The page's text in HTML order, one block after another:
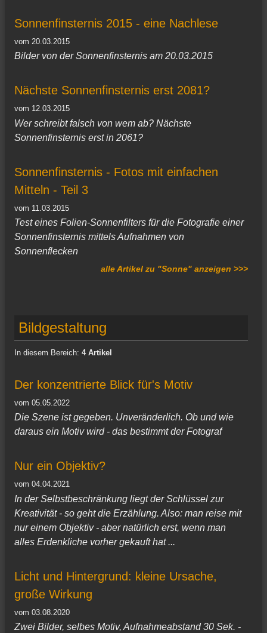
Sonnenfinsternis 2015 - eine Nachlese
vom 20.03.2015
Bilder von der Sonnenfinsternis am 20.03.2015
Nächste Sonnenfinsternis erst 2081?
vom 12.03.2015
Wer schreibt falsch von wem ab? Nächste
Sonnenfinsternis erst in 2061?
Sonnenfinsternis - Fotos mit einfachen
Mitteln - Teil 3
vom 11.03.2015
Test eines Folien-Sonnenfilters für die Fotografie einer
Sonnenfinsternis mittels Aufnahmen von
Sonnenflecken
alle Artikel zu "Sonne" anzeigen >>>
Bildgestaltung
In diesem Bereich: 4 Artikel
Der konzentrierte Blick für's Motiv
vom 05.05.2022
Die Szene ist gegeben. Unveränderlich. Ob und wie
daraus ein Motiv wird - das bestimmt der Fotograf
Nur ein Objektiv?
vom 04.04.2021
In der Selbstbeschränkung liegt der Schlüssel zur
Kreativität - so geht die Erzählung. Also: man reise mit
nur einem Objektiv - aber natürlich erst, wenn man
alles Erdenkliche vorher gekauft hat ...
Licht und Hintergrund: kleine Ursache,
große Wirkung
vom 03.08.2020
Zwei Bilder, selbes Motiv, Aufnahmeabstand 30 Sek. -